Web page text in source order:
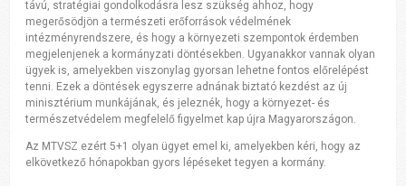
távú, stratégiai gondolkodásra lesz szükség ahhoz, hogy
megerősödjön a természeti erőforrások védelmének
intézményrendszere, és hogy a környezeti szempontok érdemben
megjelenjenek a kormányzati döntésekben. Ugyanakkor vannak olyan
ügyek is, amelyekben viszonylag gyorsan lehetne fontos előrelépést
tenni. Ezek a döntések egyszerre adnának biztató kezdést az új
minisztérium munkájának, és jeleznék, hogy a környezet- és
természetvédelem megfelelő figyelmet kap újra Magyarországon.
Az MTVSZ ezért 5+1 olyan ügyet emel ki, amelyekben kéri, hogy az
elkövetkező hónapokban gyors lépéseket tegyen a kormány.